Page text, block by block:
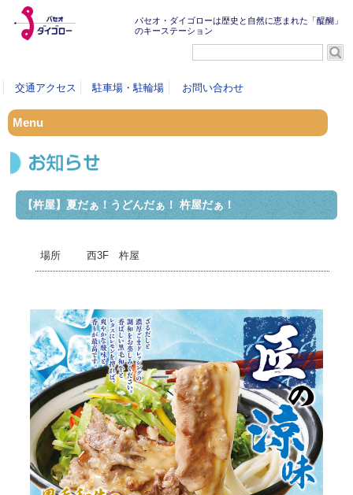
パセオ・ダイゴローは歴史と自然に恵まれた「醍醐」
のキーステーション
交通アクセス 駐車場・駐輪場 お問い合わせ
Menu
【杵屋】夏だぁ！うどんだぁ！ 杵屋だぁ！
場所 西3F 杵屋